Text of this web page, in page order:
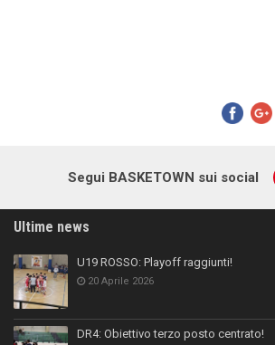
Segui BASKETOWN sui social
Ultime news
U19 ROSSO: Playoff raggiunti!
20 Aprile 2026
DR4: Obiettivo terzo posto centrato!